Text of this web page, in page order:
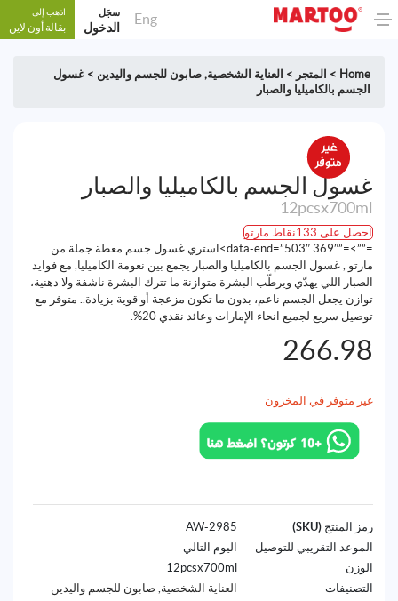
Eng سجَل
الدخول
اذهب إلى
بقالة أون لاين
Home
> المتجر > العناية الشخصية, صابون للجسم واليدين > غسول
الجسم بالكاميليا والصبار
غسول الجسم بالكاميليا والصبار
12pcsx700ml
احصل على 133نقاط مارتو
=””>=”369″ data-end=”503″>استري غسول جسم معطة جملة من
مارتو , غسول الجسم بالكاميليا والصبار يجمع بين نعومة الكاميليا, مع فوايد
الصبار اللي يهدّي ويرطّب البشرة متوازنة ما تترك البشرة ناشفة ولا دهنية،
توازن يجعل الجسم ناعم، بدون ما تكون مزعجة أو قوية بزيادة.. متوفر مع
توصيل سريع لجميع انحاء الإمارات وعائد نقدي 20%.
266.98
غير متوفر في المخزون
رمز المنتج (SKU)
2985-AW
الموعد التقريبي للتوصيل
اليوم التالي
الوزن
12pcsx700ml
التصنيفات
العناية الشخصية صابون للجسم واليدين